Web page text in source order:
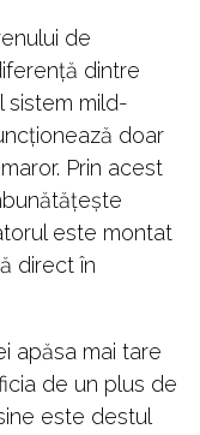
de
dintre
sistem mild-
doar
Prin acest
este montat
direct în
apăsa mai tare
de un plus de
este destul